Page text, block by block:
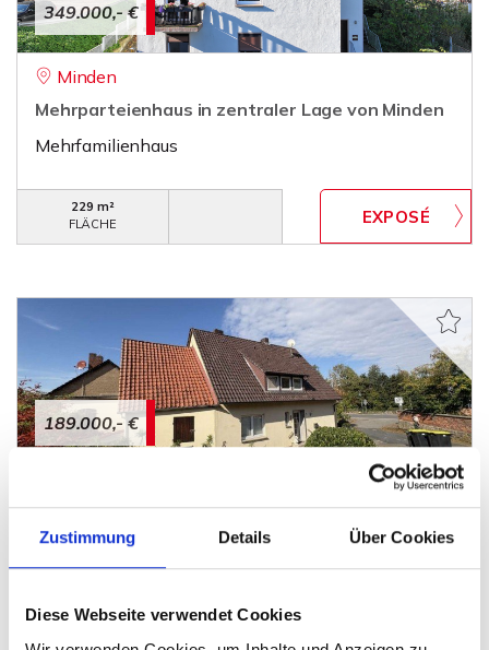
Zustimmung Details Über Cookies
Diese Webseite verwendet Cookies
349.000,- €
Minden
Mehrparteienhaus in zentraler Lage von Minden
Mehrfamilienhaus
229 m²
FLÄCHE
189.000,- €
Möllenbeck
FLÄCHE
ZIMMER